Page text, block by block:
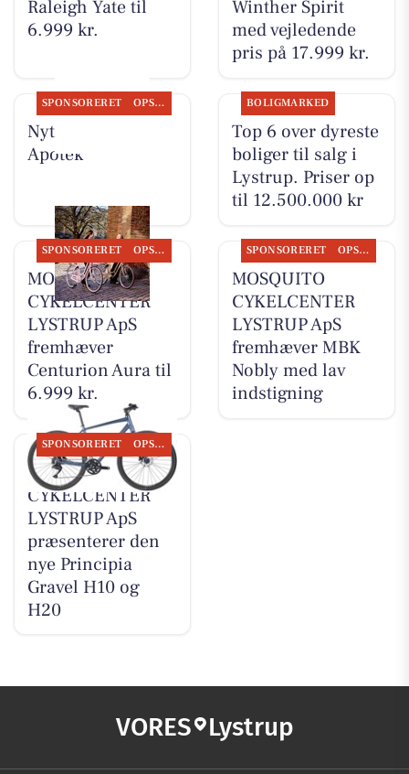
Raleigh Yate til
6.999 kr.
Winther Spirit
med vejledende
pris på 17.999 kr.
SPONSORERET OPSLAGSTAVLEN
Nyt fra Lystrup
Apotek
BOLIGMARKED
Top 6 over dyreste
boliger til salg i
Lystrup. Priser op
til 12.500.000 kr
SPONSORERET OPSLAGSTAVLEN
MOSQUITO
CYKELCENTER
LYSTRUP ApS
fremhæver
Centurion Aura til
6.999 kr.
SPONSORERET OPSLAGSTAVLEN
MOSQUITO
CYKELCENTER
LYSTRUP ApS
fremhæver MBK
Nobly med lav
indstigning
SPONSORERET OPSLAGSTAVLEN
MOSQUITO
CYKELCENTER
LYSTRUP ApS
præsenterer den
nye Principia
Gravel H10 og
H20
VORES Lystrup